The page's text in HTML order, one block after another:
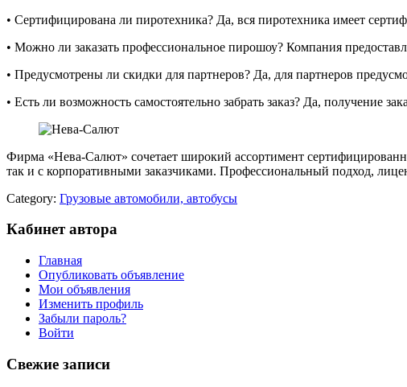
• Сертифицирована ли пиротехника? Да, вся пиротехника имеет
• Можно ли заказать профессиональное пирошоу? Компания
• Предусмотрены ли скидки для партнеров? Да, для партнеров
• Есть ли возможность самостоятельно забрать заказ? Да, получение
Фирма «Нева-Салют» сочетает широкий ассортимент
так и с корпоративными заказчиками. Профессиональный подход,
Category: Грузовые автомобили, автобусы
Кабинет автора
Главная
Опубликовать объявление
Мои объявления
Изменить профиль
Забыли пароль?
Войти
Свежие записи